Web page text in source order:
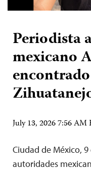
Periodista
mexicano
July 13, 2026 7:56 AM
Ciudad de México,
autoridades